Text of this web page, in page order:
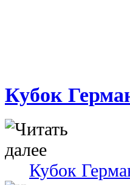
Кубок
Кубок